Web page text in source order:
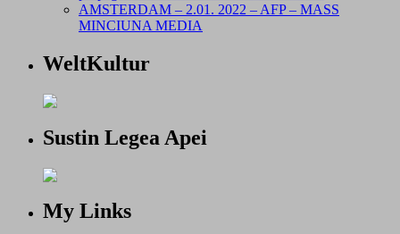
AMSTERDAM – 2.01. 2022 – AFP – MASS
MINCIUNA MEDIA
WeltKultur
Sustin Legea Apei
My Links